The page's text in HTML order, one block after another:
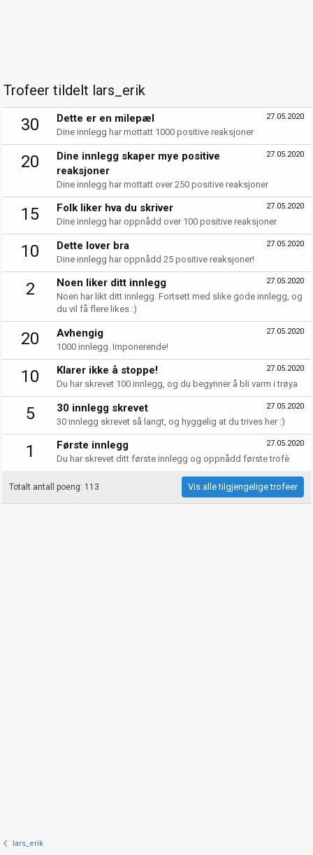
Trofeer tildelt lars_erik
30 27.05.2020
Dette er en milepæl
Dine innlegg har mottatt 1000 positive reaksjoner
20 27.05.2020
Dine innlegg skaper mye positive
reaksjoner
Dine innlegg har mottatt over 250 positive reaksjoner
15 27.05.2020
Folk liker hva du skriver
Dine innlegg har oppnådd over 100 positive reaksjoner
10 27.05.2020
Dette lover bra
Dine innlegg har oppnådd 25 positive reaksjoner!
2 27.05.2020
Noen liker ditt innlegg
Noen har likt ditt innlegg. Fortsett med slike gode innlegg, og
du vil få flere likes :)
20 27.05.2020
Avhengig
1000 innlegg. Imponerende!
10 27.05.2020
Klarer ikke å stoppe!
Du har skrevet 100 innlegg, og du begynner å bli varm i trøya
5 27.05.2020
30 innlegg skrevet
30 innlegg skrevet så langt, og hyggelig at du trives her :)
1 27.05.2020
Første innlegg
Du har skrevet ditt første innlegg og oppnådd første trofè
Totalt antall poeng: 113 Vis alle tilgjengelige trofeer
lars_erik